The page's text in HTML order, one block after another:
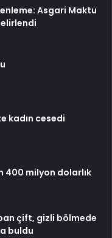
Asgari Maktu
kadın cesedi
400 milyon dolarlık
çift, gizli bölmede
buldu